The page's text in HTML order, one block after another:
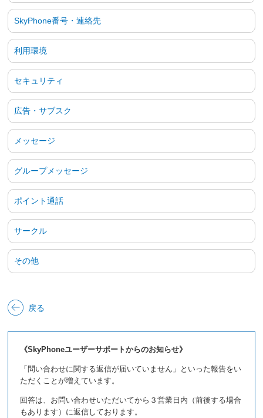
SkyPhone番号・連絡先
利用環境
セキュリティ
広告・サブスク
メッセージ
グループメッセージ
ポイント通話
サークル
その他
戻る
《SkyPhoneユーザーサポートからのお知らせ》
「問い合わせに関する返信が届いていません」といった報告をい
ただくことが増えています。
回答は、お問い合わせいただいてから３営業日内（前後する場合
もあります）に返信しております。